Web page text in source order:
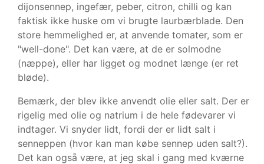
dijonsennep, ingefær, peber, citron, chilli og kan
faktisk ikke huske om vi brugte laurbærblade. Den
store hemmelighed er, at anvende tomater, som er
"well-done". Det kan være, at de er solmodne
(næppe), eller har ligget og modnet længe (er ret
bløde).
Bemærk, der blev ikke anvendt olie eller salt. Der er
rigelig med olie og natrium i de hele fødevarer vi
indtager. Vi snyder lidt, fordi der er lidt salt i
senneppen (hvor kan man købe sennep uden salt?).
Det kan også være, at jeg skal i gang med kværne